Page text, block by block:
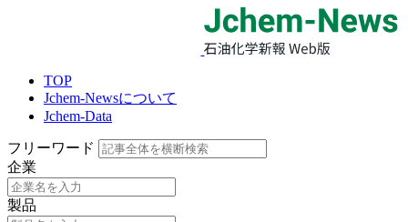
TOP
Jchem-Newsについて
Jchem-Data
フリーワード
企業
製品